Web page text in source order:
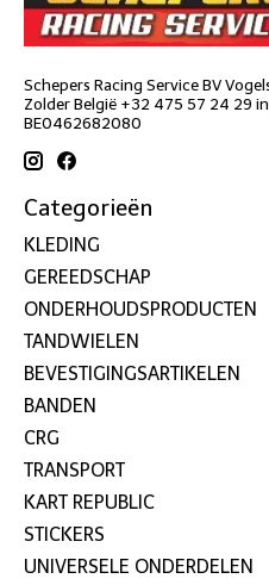
Schepers Racing Service BV
Zolder België +32 475 57 24 29
BE0462682080
Categorieën
KLEDING
GEREEDSCHAP
ONDERHOUDSPRODUCTEN
TANDWIELEN
BEVESTIGINGSARTIKELEN
BANDEN
CRG
TRANSPORT
KART REPUBLIC
STICKERS
UNIVERSELE ONDERDELEN